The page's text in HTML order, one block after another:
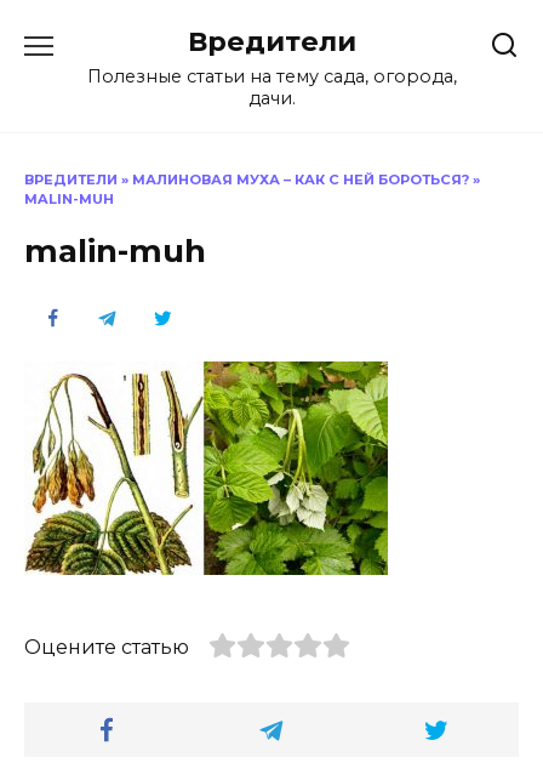
содержанию
Вредители
Полезные статьи на тему сада, огорода,
дачи.
ВРЕДИТЕЛИ » МАЛИНОВАЯ МУХА – КАК С НЕЙ БОРОТЬСЯ? »
MALIN-MUH
malin-muh
Оцените статью